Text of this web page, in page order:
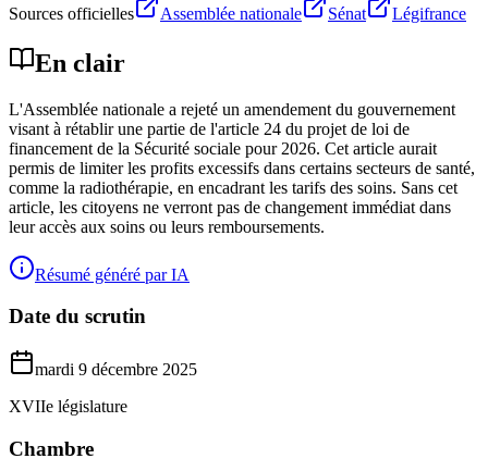
Sources officielles Assemblée nationale Sénat Légifrance
En clair
L'Assemblée nationale a rejeté un amendement du gouvernement
visant à rétablir une partie de l'article 24 du projet de loi de
financement de la Sécurité sociale pour 2026. Cet article aurait
permis de limiter les profits excessifs dans certains secteurs de santé,
comme la radiothérapie, en encadrant les tarifs des soins. Sans cet
article, les citoyens ne verront pas de changement immédiat dans
leur accès aux soins ou leurs remboursements.
Résumé généré par IA
Date du scrutin
mardi 9 décembre 2025
XVIIe législature
Chambre